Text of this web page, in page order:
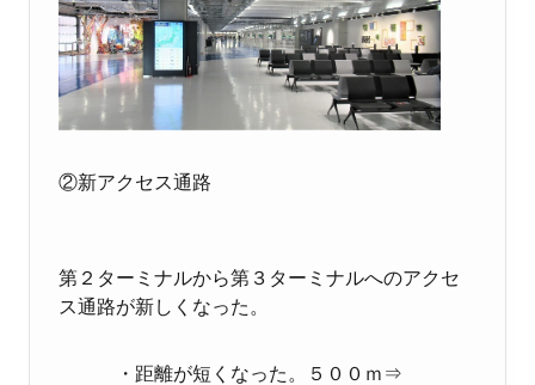
②新アクセス通路
第２ターミナルから第３ターミナルへのアクセ
ス通路が新しくなった。
・距離が短くなった。５００ｍ⇒